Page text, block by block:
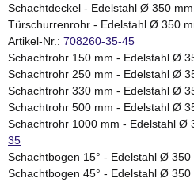
Schachtdeckel - Edelstahl Ø 350
Türschurrenrohr - Edelstahl Ø 350
Artikel-Nr.: 708260-35-45
Schachtrohr 150 mm - Edelstahl Ø
Schachtrohr 250 mm - Edelstahl Ø
Schachtrohr 330 mm - Edelstahl Ø
Schachtrohr 500 mm - Edelstahl Ø
Schachtrohr 1000 mm - Edelstahl Ø
35
Schachtbogen 15° - Edelstahl Ø 350
Schachtbogen 45° - Edelstahl Ø 350